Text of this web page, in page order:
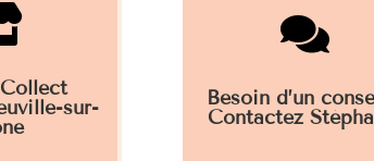
sur-

Besoin d’un
Contactez